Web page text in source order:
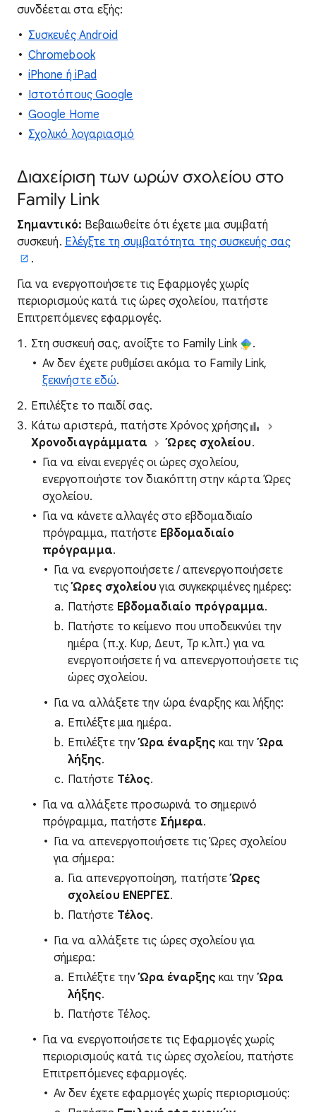
συνδέεται στα εξής:
Συσκευές Android
Chromebook
iPhone ή iPad
Ιστοτόπους Google
Google Home
Σχολικό λογαριασμό
Διαχείριση των ωρών σχολείου στο
Family Link
Σημαντικό: Βεβαιωθείτε ότι έχετε μια συμβατή
συσκευή. Ελέγξτε τη συμβατότητα της συσκευής σας
.
Για να ενεργοποιήσετε τις Εφαρμογές χωρίς
περιορισμούς κατά τις ώρες σχολείου, πατήστε
Επιτρεπόμενες εφαρμογές.
Στη συσκευή σας, ανοίξτε το Family Link
.
Αν δεν έχετε ρυθμίσει ακόμα το Family Link,
ξεκινήστε εδώ.
Επιλέξτε το παιδί σας.
Κάτω αριστερά, πατήστε Χρόνος χρήσης
Χρονοδιαγράμματα
Ώρες σχολείου.
Για να είναι ενεργές οι ώρες σχολείου,
ενεργοποιήστε τον διακόπτη στην κάρτα Ώρες
σχολείου.
Για να κάνετε αλλαγές στο εβδομαδιαίο
πρόγραμμα, πατήστε Εβδομαδιαίο
πρόγραμμα.
Για να ενεργοποιήσετε / απενεργοποιήσετε
τιςΏρες σχολείου για συγκεκριμένες ημέρες:
Πατήστε Εβδομαδιαίο πρόγραμμα.
Πατήστε το κείμενο που υποδεικνύει την
ημέρα (π.χ. Κυρ, Δευτ, Τρ κ.λπ.) για να
ενεργοποιήσετε ή να απενεργοποιήσετε τις
ώρες σχολείου.
Για να αλλάξετε την ώρα έναρξης και λήξης:
Επιλέξτε μια ημέρα.
Επιλέξτε τηνΏρα έναρξης και τηνΏρα
λήξης.
Πατήστε Τέλος.
Για να αλλάξετε προσωρινά το σημερινό
πρόγραμμα, πατήστε Σήμερα.
Για να απενεργοποιήσετε τις Ώρες σχολείου
για σήμερα:
Για απενεργοποίηση, πατήστεΏρες
σχολείου ΕΝΕΡΓΕΣ.
Πατήστε Τέλος.
Για να αλλάξετε τις ώρες σχολείου για
σήμερα:
Επιλέξτε τηνΏρα έναρξης και τηνΏρα
λήξης.
Πατήστε Τέλος.
Για να ενεργοποιήσετε τις Εφαρμογές χωρίς
περιορισμούς κατά τις ώρες σχολείου, πατήστε
Επιτρεπόμενες εφαρμογές.
Αν δεν έχετε εφαρμογές χωρίς περιορισμούς: